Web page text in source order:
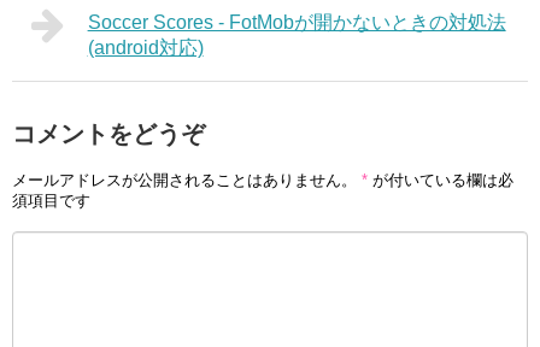
Soccer Scores - FotMobが開かないときの対処法
(android対応)
コメントをどうぞ
メールアドレスが公開されることはありません。 * が付いている欄は必
須項目です